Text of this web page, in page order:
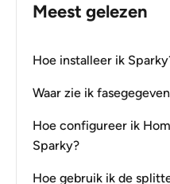
Meest gelezen
Hoe installeer ik
Waar zie ik
Hoe configureer ik
Sparky?
Hoe gebruik ik de